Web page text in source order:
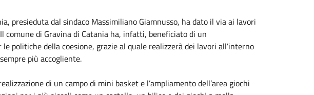
presieduta dal sindaco Massimiliano Giamnusso, ha dato il via ai lavori
comune di Gravina di Catania ha, infatti, beneficiato di un
politiche della coesione, grazie al quale realizzerà dei lavori all’interno
più accogliente.
di un campo di mini basket e l’ampliamento dell’area giochi